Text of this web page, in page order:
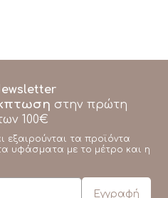
στην πρώτη
100€
εξαιρούνται τα προϊόντα
υφάσματα με το μέτρο και η